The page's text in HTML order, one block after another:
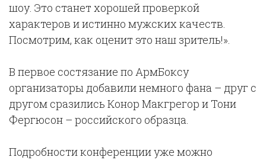
шоу. Это станет хорошей проверкой
характеров и истинно мужских качеств.
Посмотрим, как оценит это наш зритель!».
В первое состязание по АрмБоксу
организаторы добавили немного фана – друг с
другом сразились Конор Макгрегор и Тони
Фергюсон – российского образца.
Подробности конференции уже можно